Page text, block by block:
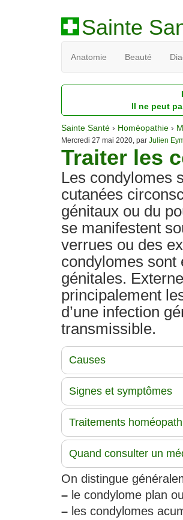
Sainte
Anatomie Beauté
Il ne peut
Sainte Santé › Homéopathie ›
Mercredi 27 mai 2020, par Julien
Traiter les
Les condylomes
cutanées
génitaux ou du
se manifestent
verrues ou des
condylomes sont
génitales.
principalement
d’une infection
transmissible.
Causes
Signes et symptômes
Traitements
Quand consulter un
On distingue
– le condylome plan
– les condylomes